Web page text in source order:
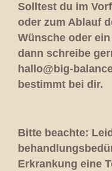
Solltest du im
oder zum Ablauf
Wünsche oder
dann schreibe
hallo@big-
bestimmt bei dir.
Bitte beachte:
Erkrankung eine